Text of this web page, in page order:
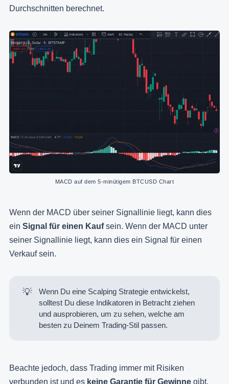
Durchschnitten berechnet.
MACD auf dem 5-minütigem BTCUSD Chart
Wenn der MACD über seiner Signallinie liegt, kann dies
ein Signal für einen Kaufsein. Wenn der MACD unter
seiner Signallinie liegt, kann dies ein Signal für einen
Verkauf sein.
💡
Wenn Du eine Scalping Strategie entwickelst,
solltest Du diese Indikatoren in Betracht ziehen
und ausprobieren, um zu sehen, welche am
besten zu Deinem Trading-Stil passen.
Beachte jedoch, dass Trading immer mit Risiken
verbunden ist und es keine Garantie für Gewinne gibt.